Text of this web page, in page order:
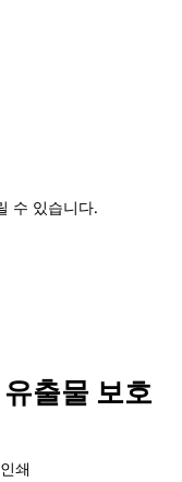
수 있습니다.
출물 보호
인쇄